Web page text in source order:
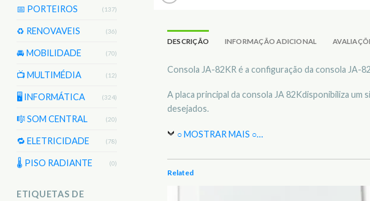
📅 PORTEIROS (137)
♻️ RENOVAVEIS (36)
🚘 MOBILIDADE (70)
📺 MULTIMÉDIA (12)
🖥️ INFORMÁTICA (324)
🎼 SOM CENTRAL (20)
🔁 ELETRICIDADE (78)
🌡 PISO RADIANTE (0)
ETIQUETAS DE
DESCRIÇÃO INFORMAÇÃO ADICIONAL
Consola JA-82KR é a configuração da consola JA-
A placa principal da consola JA 82Kdisponibiliza
desejados.
○ MOSTRAR MAIS ○…
Related